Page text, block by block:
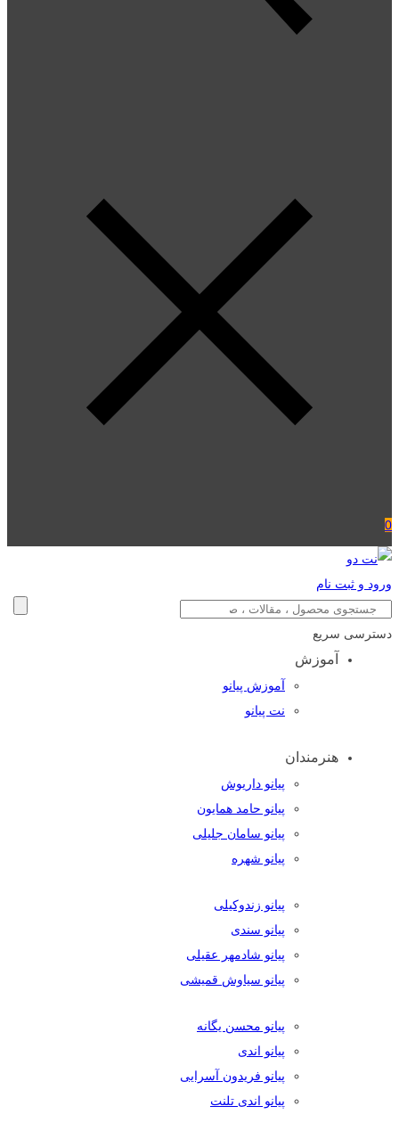
0
ورود و ثبت نام
دسترسی سریع
آموزش
آموزش پیانو
نت پیانو
هنرمندان
پیانو داریوش
پیانو حامد همایون
پیانو سامان جلیلی
پیانو شهره
پیانو زندوکیلی
پیانو سندی
پیانو شادمهر عقیلی
پیانو سیاوش قمیشی
پیانو محسن یگانه
پیانو اندی
پیانو فریدون آسرایی
پیانو اندی تلنت